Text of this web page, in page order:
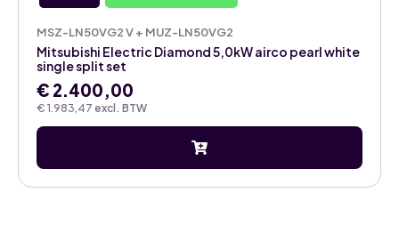
MSZ-LN50VG2 V + MUZ-LN50VG2
€ 1.983,47 excl. BTW
Mitsubishi Electric Diamond 5,0kW airco pearl white
single split set
€ 2.400,00